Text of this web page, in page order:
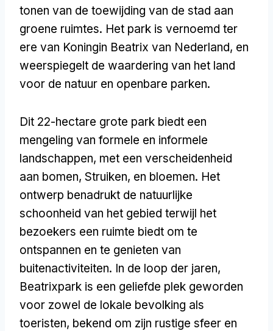
tonen van de toewijding van de stad aan
groene ruimtes. Het park is vernoemd ter
ere van Koningin Beatrix van Nederland, en
weerspiegelt de waardering van het land
voor de natuur en openbare parken.
Dit 22-hectare grote park biedt een
mengeling van formele en informele
landschappen, met een verscheidenheid
aan bomen, Struiken, en bloemen. Het
ontwerp benadrukt de natuurlijke
schoonheid van het gebied terwijl het
bezoekers een ruimte biedt om te
ontspannen en te genieten van
buitenactiviteiten. In de loop der jaren,
Beatrixpark is een geliefde plek geworden
voor zowel de lokale bevolking als
toeristen, bekend om zijn rustige sfeer en